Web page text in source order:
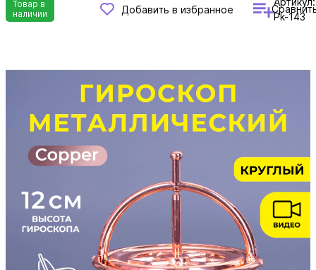
Товар в
наличии
Добавить в избранное
Pk-143